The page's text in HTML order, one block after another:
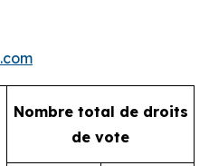
Nombre total de droits
de vote